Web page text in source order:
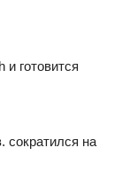
готовится
сократился на